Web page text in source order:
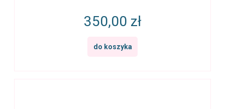
350,00 zł
do koszyka